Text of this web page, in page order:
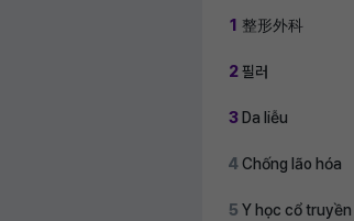
1 整形外科
2 필러
3 Da liễu
4Chống lão hóa
5 Y học cổ truyền